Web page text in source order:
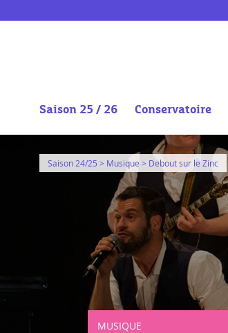
Saison 25 / 26 Conservatoire
Saison 24/25 > Musique > Debout sur le Zinc
MUSIQUE